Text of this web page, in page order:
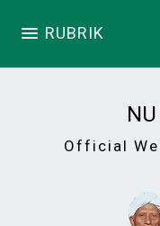
RUBRIK
Official